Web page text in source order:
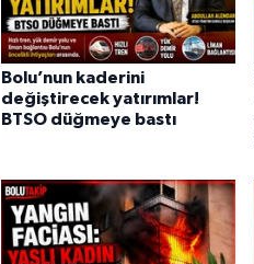
Bolu’nun kaderini
değiştirecek yatırımlar!
BTSO düğmeye bastı